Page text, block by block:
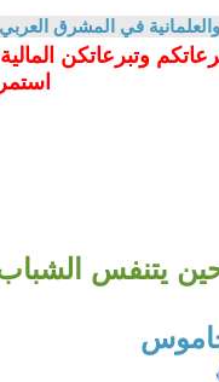
في المشرق العربي
وتبرعاتكن
يتنفس